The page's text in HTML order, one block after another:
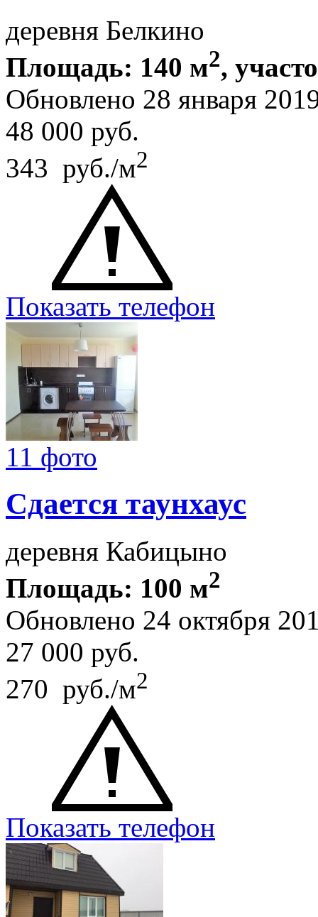
деревня Белкино
Площадь: 140 м2,
Обновлено 28 января
48 000 руб.
343 руб./м2
Показать телефон
11 фото
Сдается таунхаус
деревня Кабицыно
Площадь: 100 м2
Обновлено 24 октября
27 000 руб.
270 руб./м2
Показать телефон